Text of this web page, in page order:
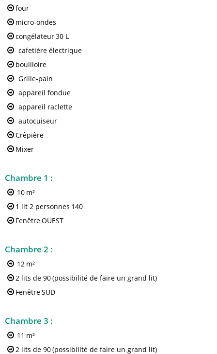
four
micro-ondes
congélateur30 L
cafetière électrique
bouilloire
Grille-pain
appareil fondue
appareil raclette
autocuiseur
Crêpière
Mixer
Chambre 1 :
10 m²
1 lit 2 personnes 140
FenêtreOUEST
Chambre 2 :
12 m²
2 lits de 90(possibilité de faire un grand lit)
FenêtreSUD
Chambre 3 :
11 m²
2 lits de 90(possibilité de faire un grand lit)